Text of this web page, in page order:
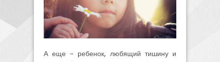
А еще – ребенок, любящий тишину и